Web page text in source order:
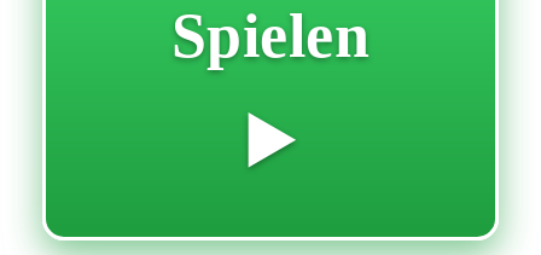
Spielen
▶️